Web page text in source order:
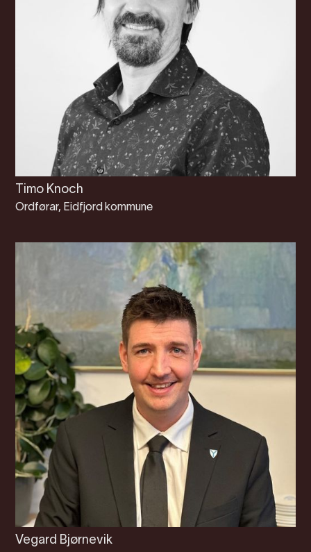
Timo Knoch
Ordførar, Eidfjord kommune
Vegard Bjørnevik